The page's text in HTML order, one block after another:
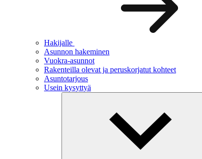
Hakijalle
Asunnon hakeminen
Vuokra-asunnot
Rakenteilla olevat ja peruskorjatut kohteet
Asuntotarjous
Usein kysyttyä